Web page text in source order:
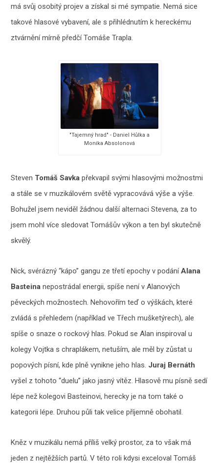
má svůj osobitý projev a získal si mé sympatie. Nemá sice
takové hlasové vybavení, ale s přihlédnutím k hereckému
ztvárnění mírně předčí Tomáše Trapla.
"Tajemný hrad" - Daniel Hůlka a
Monika Absolonová
Steven Tomáš Savka překvapil svými hlasovými možnostmi
a stále se v muzikálovém světě vypracovává výše a výše.
Bohužel jsem neviděl žádnou další alternaci Stevena, za to
jsem mohl více sledovat Tomášův výkon a ten byl skutečně
skvělý.
Nick, svérázný “kápo” gangu ze třetí epochy v podáníAlana
Basteina nepostrádal energii, spíše není v Alanových
pěveckých možnostech. Nehovořím teď o výškách, které
zvládá s přehledem (například ve Třech mušketýrech), ale
spíše o snaze o rockový hlas. Pokud se Alan inspiroval u
kolegy Vojtka s chraplákem, netuším, ale měl by zůstat u
popových písní, kde plně vynikne jeho hlas. Juraj Bernáth
vyšel z tohoto “duelu” jako jasný vítěz. Hlasově mu písně sedí
lépe než kolegovi Basteinovi, herecky je na tom také o
kategorii lépe. Druhou půli tak velice příjemně obohatil.
Kněz v muzikálu nemá příliš velký prostor, za to však má
jeden z nejtěžších partů. V této roli kdysi exceloval Tomáš